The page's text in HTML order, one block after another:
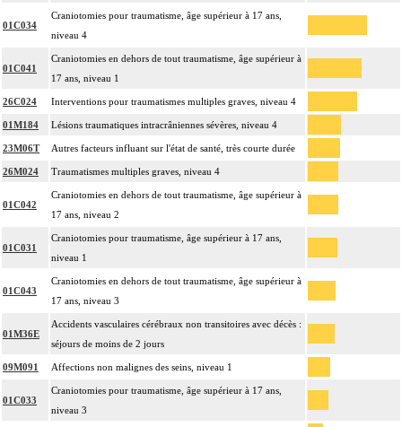
01C034
Craniotomies pour traumatisme, âge supérieur à 17 ans,
niveau 4
01C041
Craniotomies en dehors de tout traumatisme, âge supérieur à
17 ans, niveau 1
26C024 Interventions pour traumatismes multiples graves, niveau 4
01M184 Lésions traumatiques intracrâniennes sévères, niveau 4
23M06T Autres facteurs influant sur l'état de santé, très courte durée
26M024 Traumatismes multiples graves, niveau 4
01C042
Craniotomies en dehors de tout traumatisme, âge supérieur à
17 ans, niveau 2
01C031
Craniotomies pour traumatisme, âge supérieur à 17 ans,
niveau 1
01C043
Craniotomies en dehors de tout traumatisme, âge supérieur à
17 ans, niveau 3
01M36E
Accidents vasculaires cérébraux non transitoires avec décès :
séjours de moins de 2 jours
09M091 Affections non malignes des seins, niveau 1
01C033
Craniotomies pour traumatisme, âge supérieur à 17 ans,
niveau 3